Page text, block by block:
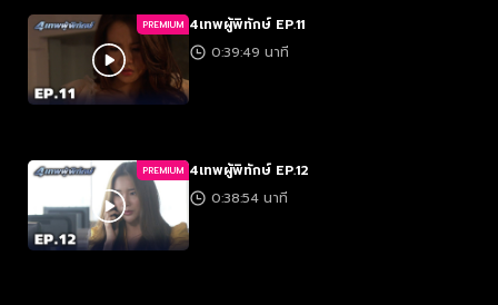
PREMIUM 4เทพผู้พิทักษ์ EP.11
0:39:49 นาที
PREMIUM 4เทพผู้พิทักษ์ EP.12
0:38:54 นาที